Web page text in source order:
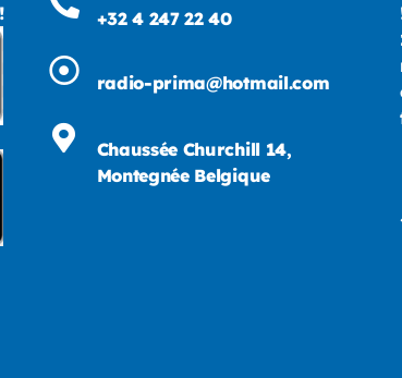
+32 4 247 22 40
radio-prima@hotmail.com
Chaussée Churchill 14,
Montegnée Belgique